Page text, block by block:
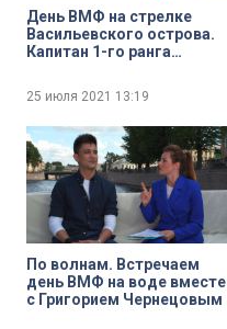
День ВМФ на стрелке
Васильевского острова.
Капитан 1-го ранга
25 июля 2021 13:19
По волнам. Встречаем
день ВМФ на воде вместе
с Григорием Чернецовым